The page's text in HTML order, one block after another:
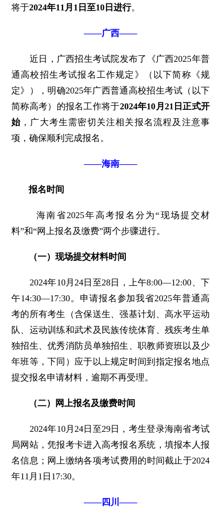
将于2024年11月1日至10日进行。
——广西——
近日，广西招生考试院发布了《广西2025年普
通高校招生考试报名工作规定》（以下简称《规
定》），明确2025年广西普通高校招生考试（以下
简称高考）的报名工作将于2024年10月21日正式开
始 ，广大考生需密切关注相关报名流程及注意事
项，确保顺利完成报名。
——海南——
报名时间
海南省2025年高考报名分为“现场提交材
料”和“网上报名及缴费”两个步骤进行。
（一）现场提交材料时间
2024年10月24日至28日，上午8:00—12:00、下
午14:30—17:30。申请报名参加我省2025年普通高
考的所有考生（含保送生、强基计划、高水平运动
队、运动训练和武术及民族传统体育、残疾考生单
独招生、优秀消防员单独招生、职教师资班以及少
年班等，下同）应于以上规定时间到指定报名地点
提交报名申请材料，逾期不再受理。
（二）网上报名及缴费时间
2024年10月24日至29日，考生登录海南省考试
局网站，凭报考卡进入高考报名系统，填报本人报
名信息；网上缴纳各项考试费用的时间截止于2024
年11月1日17:30。
——四川——